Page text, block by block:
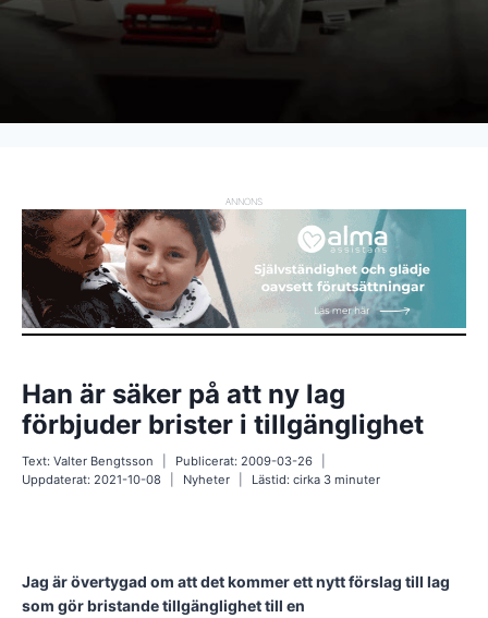
ANNONS
Han är säker på att ny lag
förbjuder brister i tillgänglighet
Text: Valter Bengtsson Publicerat: 2009-03-26
Uppdaterat: 2021-10-08 Nyheter Lästid: cirka 3minuter
Jag är övertygad om att det kommer ett nytt förslag till lag
som gör bristande tillgänglighet till en